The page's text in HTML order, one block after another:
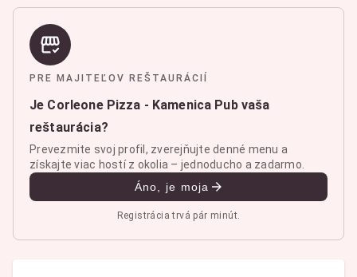
PRE MAJITEĽOV REŠTAURÁCIÍ
Je Corleone Pizza - Kamenica Pub vaša
reštaurácia?
Prevezmite svoj profil, zverejňujte denné menu a
získajte viac hostí z okolia – jednoducho a zadarmo.
Áno, je moja
Registrácia trvá pár minút.